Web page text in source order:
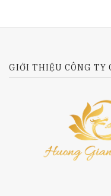
GIỚI THIỆU CÔNG TY